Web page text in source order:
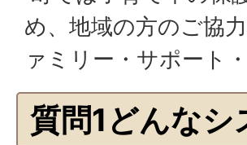
め、地域の方のご協
ァミリー・サポート
質問1どんなシ